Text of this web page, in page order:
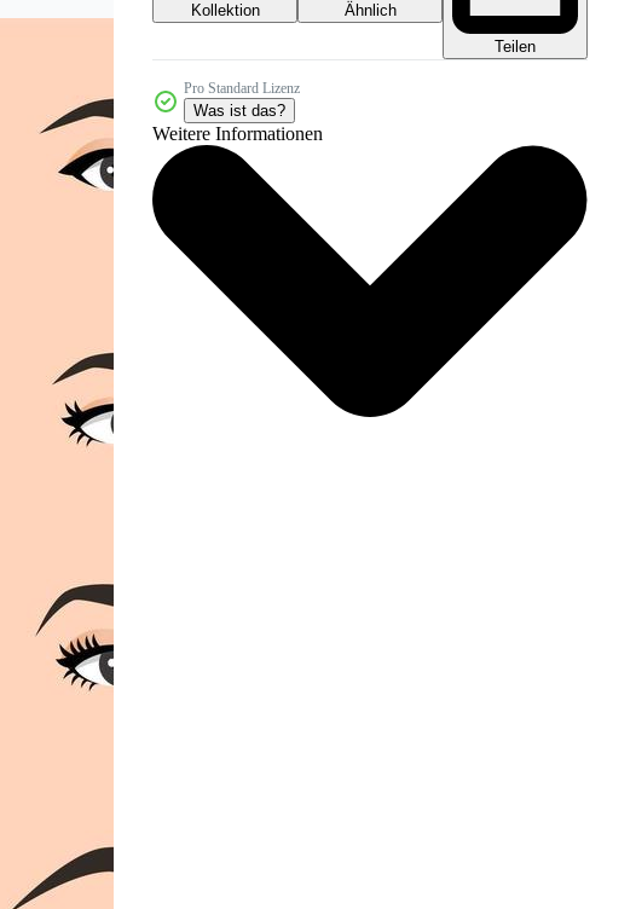
Kollektion
Ähnlich
Teilen
Pro Standard Lizenz
Was ist das?
Weitere Informationen